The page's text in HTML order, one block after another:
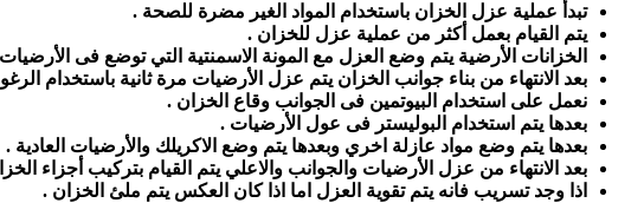
تبدأ عملية عزل الخزان باستخدام المواد الغير مضرة للصحة .
يتم القيام بعمل أكثر من عملية عزل للخزان .
الخزانات الأرضية يتم وضع العزل مع المونة الاسمنتية التي توضع فى
بعد الانتهاء من بناء جوانب الخزان يتم عزل الأرضيات مرة ثانية باستخدام
نعمل على استخدام البيوتمين فى الجوانب وقاع الخزان .
بعدها يتم استخدام البوليستر فى عول الأرضيات .
بعدها يتم وضع مواد عازلة اخري وبعدها يتم وضع الاكريلك والأرضيات العادية .
بعد الانتهاء من عزل الأرضيات والجوانب والاعلي يتم القيام بتركيب أجزاء
اذا وجد تسريب فانه يتم تقوية العزل اما اذا كان العكس يتم ملئ الخزان .